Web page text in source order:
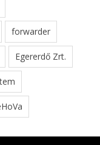
forwarder
Egererdő Zrt.